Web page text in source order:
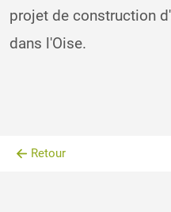
projet de construction
dans l'Oise.
Retour